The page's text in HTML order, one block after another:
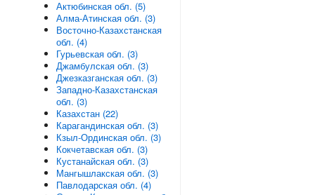
Актюбинская обл. (5)
Алма-Атинская обл. (3)
Восточно-Казахстанская
обл. (4)
Гурьевская обл. (3)
Джамбулская обл. (3)
Джезказганская обл. (3)
Западно-Казахстанская
обл. (3)
Казахстан (22)
Карагандинская обл. (3)
Кзыл-Ординская обл. (3)
Кокчетавская обл. (3)
Кустанайская обл. (3)
Мангышлакская обл. (3)
Павлодарская обл. (4)